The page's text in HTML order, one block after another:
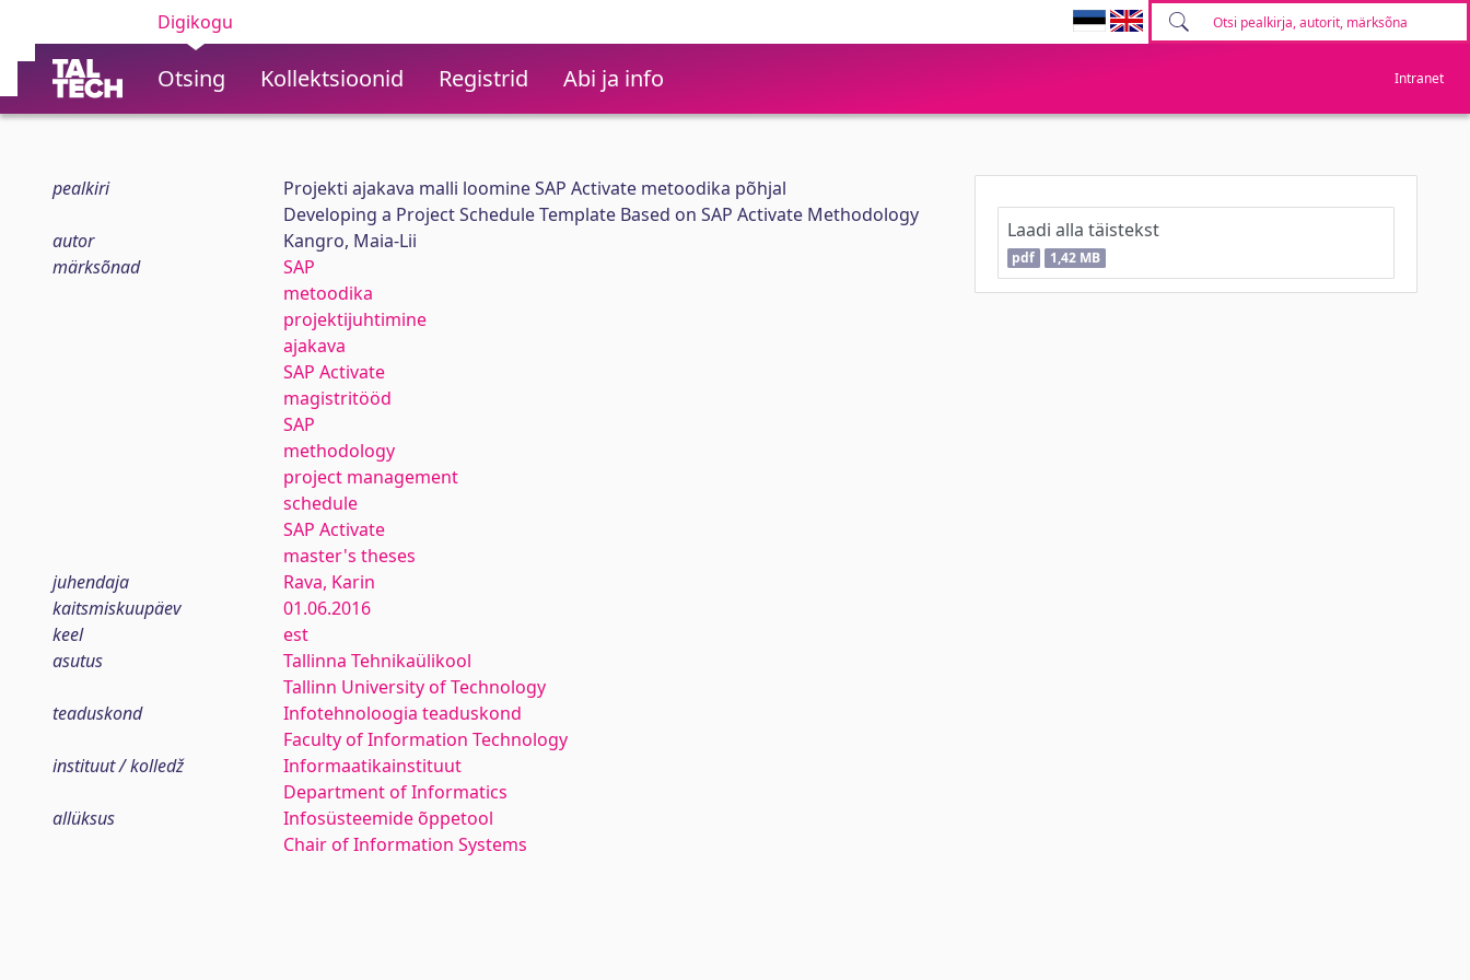
Digikogu
Otsing Kollektsioonid Registrid Abi ja info Intranet
pealkiri
Projekti ajakava malli loomine SAP Activate metoodika põhjal
Developing a Project Schedule Template Based on SAP Activate Methodology
autor
Kangro, Maia-Lii
märksõnad
SAP
metoodika
projektijuhtimine
ajakava
SAP Activate
magistritööd
SAP
methodology
project management
schedule
SAP Activate
master's theses
juhendaja
Rava, Karin
kaitsmiskuupäev
01.06.2016
keel
est
asutus
Tallinna Tehnikaülikool
Tallinn University of Technology
teaduskond
Infotehnoloogia teaduskond
Faculty of Information Technology
instituut / kolledž
Informaatikainstituut
Department of Informatics
allüksus
Infosüsteemide õppetool
Chair of Information Systems
Laadi alla täistekst
pdf 1,42 MB